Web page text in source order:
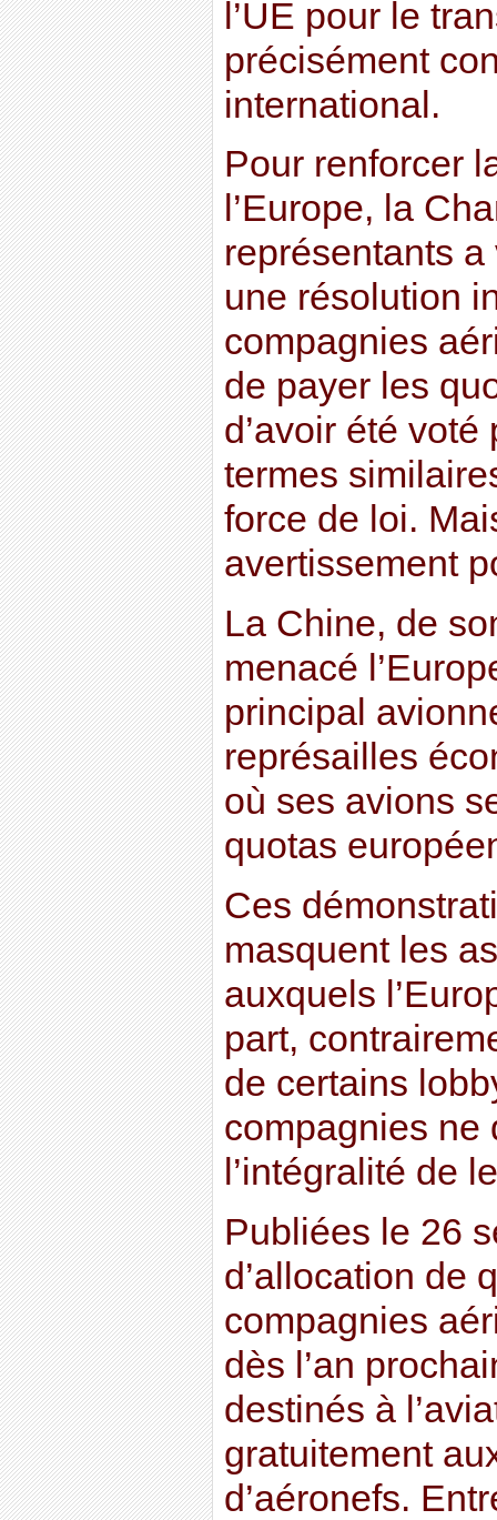
l’UE pour le
précisément
international.
Pour renforcer
l’Europe, la
représentants
une résolution
compagnies
de payer les
d’avoir été
termes
force de loi.
avertissement
La Chine, de
menacé
principal
représailles
où ses avions
quotas
Ces
masquent les
auxquels
part,
de certains
compagnies ne
l’intégralité de
Publiées le 26
d’allocation de
compagnies
dès l’an
destinés à
gratuitement
d’aéronefs.